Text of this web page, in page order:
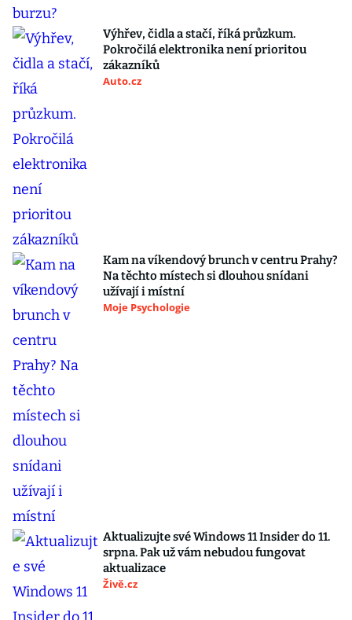
Výhřev, čidla a stačí, říká průzkum.
Pokročilá elektronika není prioritou
zákazníků
Auto.cz
Kam na víkendový brunch v centru Prahy?
Na těchto místech si dlouhou snídani
užívají i místní
Moje Psychologie
Aktualizujte své Windows 11 Insider do 11.
srpna. Pak už vám nebudou fungovat
aktualizace
Živě.cz